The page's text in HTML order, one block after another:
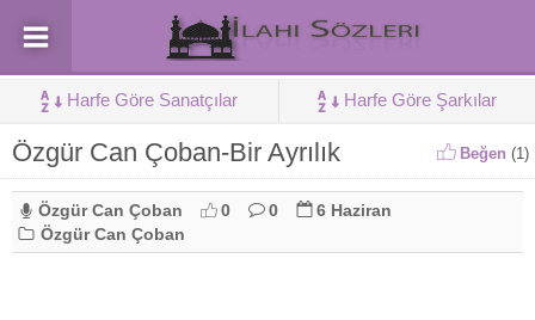
Harfe Göre Sanatçılar Harfe Göre Şarkılar
Özgür Can Çoban-Bir Ayrılık Beğen (1)
Özgür Can Çoban 0 0
6 Haziran
Özgür Can Çoban